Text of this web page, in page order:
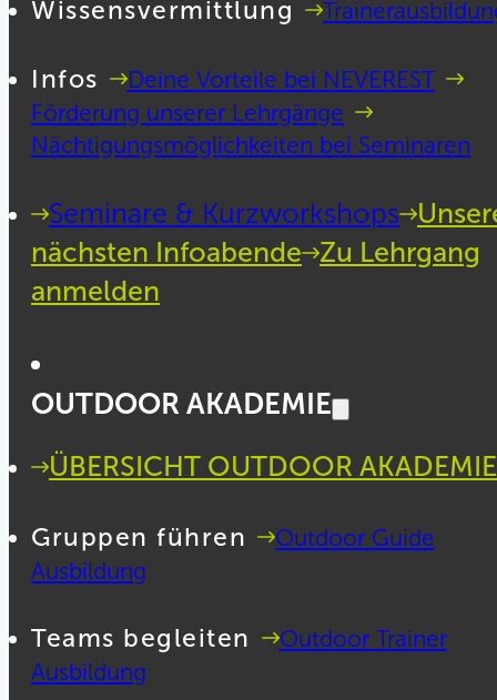
Wissensvermittlung
Infos
Deine Vorteile bei NEVEREST
Förderung unserer Lehrgänge
Nächtigungsmöglichkeiten bei Seminaren
Seminare & Kurzworkshops
nächsten Infoabende Zu Lehrgang
anmelden
OUTDOOR AKADEMIE
ÜBERSICHT OUTDOOR AKADEMIE
Gruppen führen
Outdoor Guide
Ausbildung
Teams begleiten
Outdoor Trainer
Ausbildung